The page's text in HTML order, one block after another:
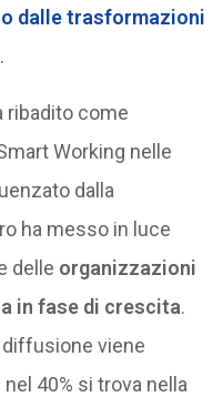
dalle trasformazioni
ribadito come
Working nelle
dalla
ha messo in luce
delle organizzazioni
in fase di crescita.
diffusione viene
40% si trova nella